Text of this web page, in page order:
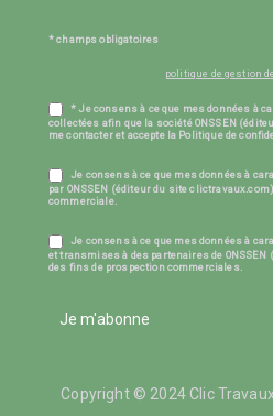
* champs obligatoires
politique de gestion
* Je consens à ce que mes données à
collectées afin que la société ONSSEN
me contacter et accepte la Politique de
Je consens à ce que mes données à
par ONSSEN (éditeur du site
commerciale.
Je consens à ce que mes données à
et transmises à des partenaires de
des fins de prospection commerciales.
Je m'abonne
Copyright © 2024 Clic